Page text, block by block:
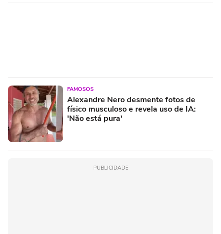
FAMOSOS
Alexandre Nero desmente fotos de
físico musculoso e revela uso de IA:
'Não está pura'
PUBLICIDADE